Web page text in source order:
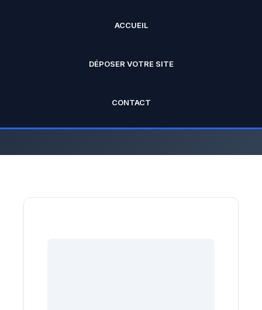
ACCUEIL
DÉPOSER VOTRE SITE
CONTACT
ANNUAIRE PRO